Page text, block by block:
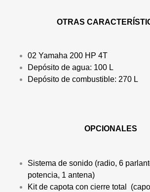
OTRAS
02 Yamaha 200 HP 4T
Depósito de agua: 100 L
Depósito de combustible: 270 L
OPCIONALES
Sistema de sonido (radio, 6
potencia, 1 antena)
Kit de capota con cierre total